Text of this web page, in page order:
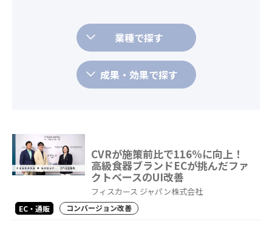
業種で探す
成果・効果で探す
CVRが施策前比で116%に向上！
高級食器ブランドECが挑んだファ
クトベースのUI改善
フィスカース ジャパン株式会社
EC・通販 コンバージョン改善